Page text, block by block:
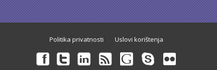
Politika privatnosti Uslovi korištenja